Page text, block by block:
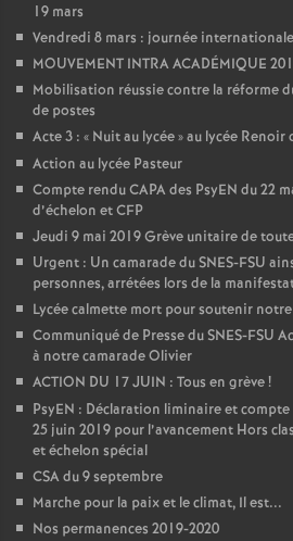
19 mars
Vendredi 8 mars : journée
MOUVEMENT INTRA ACADÉMIQUE
Mobilisation réussie contre la réforme
de postes
Acte 3 : « Nuit au lycée» au lycée Renoir
Action au lycée Pasteur
Compte rendu CAPA des PsyEN du 22
d’échelon et CFP
Jeudi 9 mai 2019 Grève unitaire de
Urgent : Un camarade du SNES-FSU
personnes, arrétées lors de la
Lycée calmette mort pour soutenir
Communiqué de Presse du SNES-FSU
à notre camarade Olivier
ACTION DU 17 JUIN : Tous en grève!
PsyEN : Déclaration liminaire et compte
25 juin 2019 pour l’avancement Hors
et échelon spécial
CSA du 9 septembre
Marche pour la paix et le climat, Il est...
Nos permanences 2019-2020